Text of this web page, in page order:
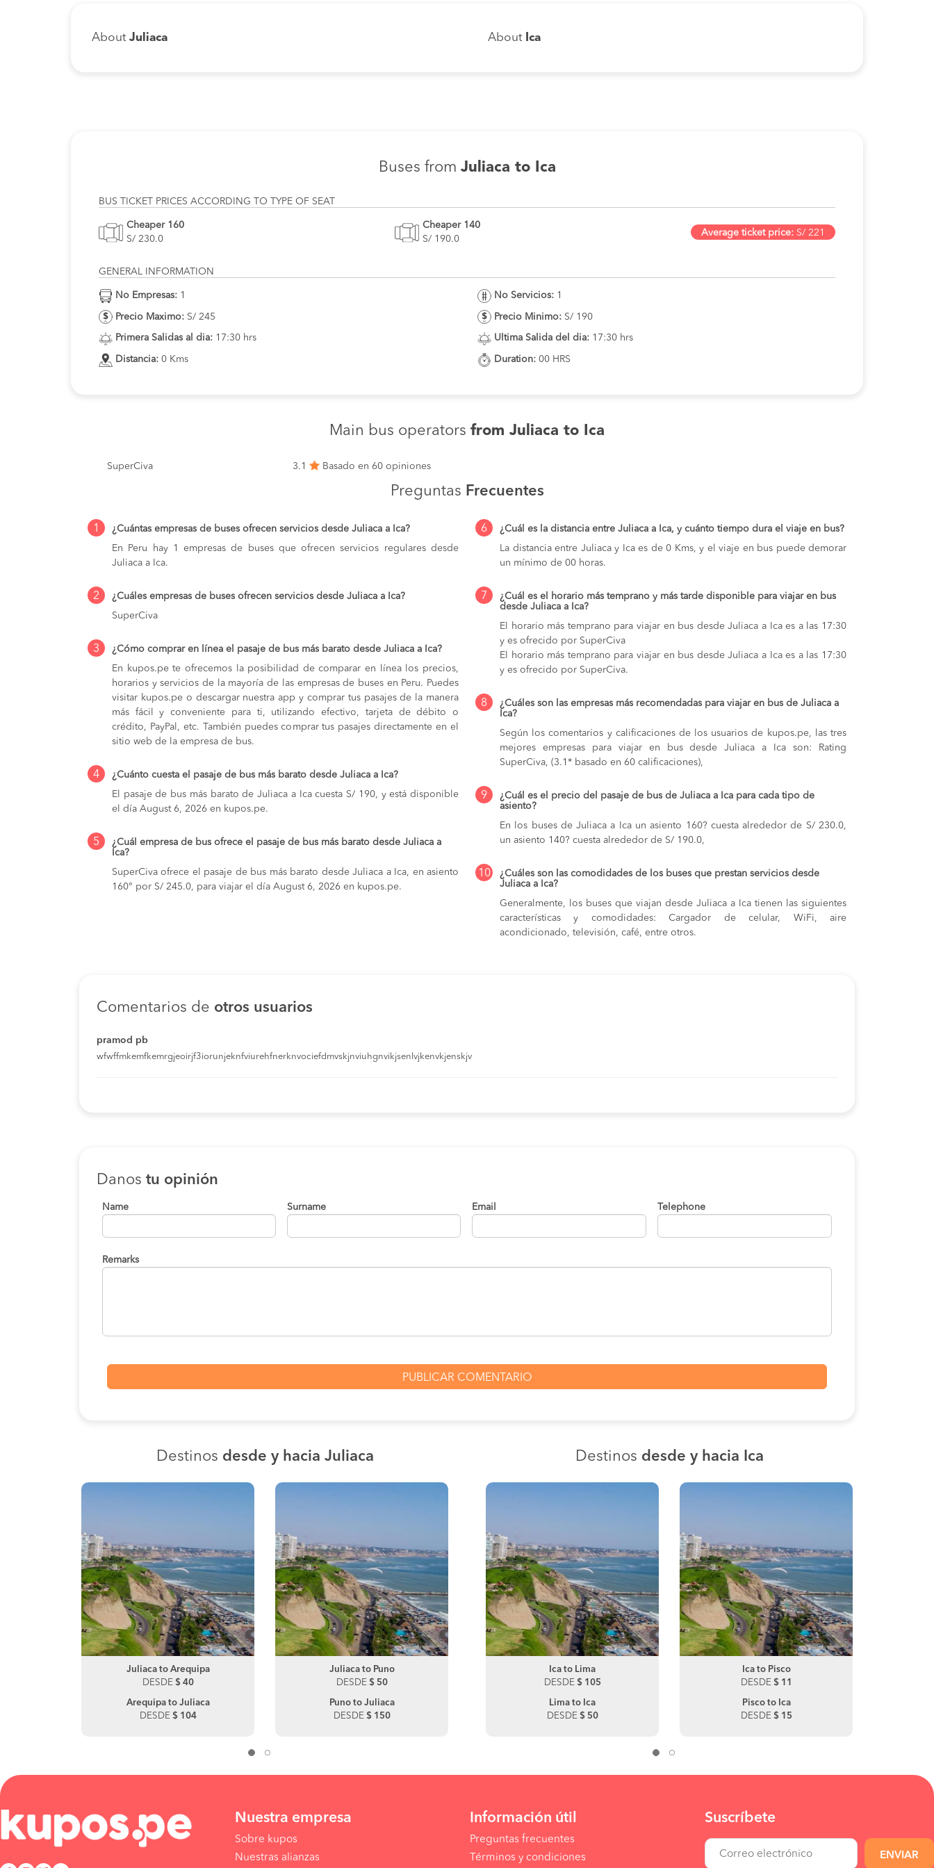
About Juliaca About Ica
Buses from Juliaca to Ica
BUS TICKET PRICES ACCORDING TO TYPE OF SEAT
Cheaper 160
S/ 230.0
Cheaper 140
S/ 190.0
Average ticket price: S/ 221
GENERAL INFORMATION
No Empresas: 1
Precio Maximo: S/ 245
Primera Salidas al dia: 17:30 hrs
Distancia: 0 Kms
No Servicios: 1
Precio Minimo: S/ 190
Ultima Salida del dia: 17:30 hrs
Duration: 00 HRS
Main bus operators from Juliaca to Ica
SuperCiva 3.1 Basado en 60 opiniones
Preguntas Frecuentes
1
¿Cuántas empresas de buses ofrecen servicios desde Juliaca a Ica?
En Peru hay 1 empresas de buses que ofrecen servicios regulares desde
Juliaca a Ica.
2
¿Cuáles empresas de buses ofrecen servicios desde Juliaca a Ica?
SuperCiva
3
¿Cómo comprar en línea el pasaje de bus más barato desde Juliaca a Ica?
En kupos.pe te ofrecemos la posibilidad de comparar en línea los precios,
horarios y servicios de la mayoría de las empresas de buses en Peru. Puedes
visitar kupos.pe o descargar nuestra app y comprar tus pasajes de la manera
más fácil y conveniente para ti, utilizando efectivo, tarjeta de débito o
crédito, PayPal, etc. También puedes comprar tus pasajes directamente en el
sitio web de la empresa de bus.
4
¿Cuánto cuesta el pasaje de bus más barato desde Juliaca a Ica?
El pasaje de bus más barato de Juliaca a Ica cuesta S/ 190, y está disponible
el día August 6, 2026 en kupos.pe.
5
¿Cuál empresa de bus ofrece el pasaje de bus más barato desde Juliaca a
Ica?
SuperCiva ofrece el pasaje de bus más barato desde Juliaca a Ica, en asiento
160° por S/ 245.0, para viajar el día August 6, 2026 en kupos.pe.
6
¿Cuál es la distancia entre Juliaca a Ica, y cuánto tiempo dura el viaje en bus?
La distancia entre Juliaca y Ica es de 0 Kms, y el viaje en bus puede demorar
un mínimo de 00 horas.
7
¿Cuál es el horario más temprano y más tarde disponible para viajar en bus
desde Juliaca a Ica?
El horario más temprano para viajar en bus desde Juliaca a Ica es a las 17:30
y es ofrecido por SuperCiva
El horario más temprano para viajar en bus desde Juliaca a Ica es a las 17:30
y es ofrecido por SuperCiva.
8
¿Cuáles son las empresas más recomendadas para viajar en bus de Juliaca a
Ica?
Según los comentarios y calificaciones de los usuarios de kupos.pe, las tres
mejores empresas para viajar en bus desde Juliaca a Ica son: Rating
SuperCiva, (3.1* basado en 60 calificaciones),
9
¿Cuál es el precio del pasaje de bus de Juliaca a Ica para cada tipo de
asiento?
En los buses de Juliaca a Ica un asiento 160? cuesta alrededor de S/ 230.0,
un asiento 140? cuesta alrededor de S/ 190.0,
10
¿Cuáles son las comodidades de los buses que prestan servicios desde
Juliaca a Ica?
Generalmente, los buses que viajan desde Juliaca a Ica tienen las siguientes
características y comodidades: Cargador de celular, WiFi, aire
acondicionado, televisión, café, entre otros.
Comentarios de otros usuarios
pramod pb
wfwffmkemfkemrgjeoirjf3iorunjeknfviurehfnerknvociefdmvskjnviuhgnvikjsenlvjkenvkjenskjv
Danos tu opinión
Name Surname Email Telephone
Remarks
Destinos desde y hacia Juliaca
Juliaca to Arequipa
DESDE $ 40
Arequipa to Juliaca
DESDE $ 104
Juliaca to Puno
DESDE $ 50
Puno to Juliaca
DESDE $ 150
Juliaca to Sicuani
DESDE$ 100
Juliaca to Arequipa
DESDE$ 40
Arequipa to Juliaca
DESDE$ 104
Destinos desde y hacia Ica
Ica to Pisco
DESDE$ 11
Pisco to Ica
DESDE$ 15
Ica to Paracas
DESDE$ 30
Paracas to Ica
DESDE$ 20
Ica to Lima
DESDE $ 105
Lima to Ica
DESDE $ 50
Ica to Pisco
DESDE $ 11
Pisco to Ica
DESDE $ 15
Nuestra empresa
Sobre kupos
Nuestras alianzas
Información útil
Preguntas frecuentes
Términos y condiciones
Suscríbete
ENVIAR